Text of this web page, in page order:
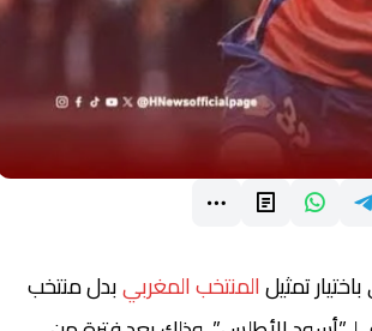
تمثيلالمنتخب المغربيبدل منتخب